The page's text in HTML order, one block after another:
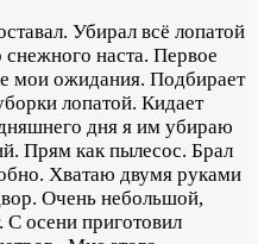
Убирал всё лопатой
снежного наста. Первое
мои ожидания. Подбирает
лопатой. Кидает
дня я им убираю
Прям как пылесос. Брал
Хватаю двумя руками
Очень небольшой,
С осени приготовил